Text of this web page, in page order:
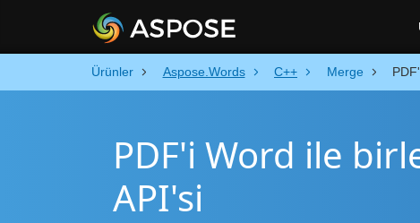
Ürünler Aspose.Words C++ Merge
PDF'i Word ile
API'si